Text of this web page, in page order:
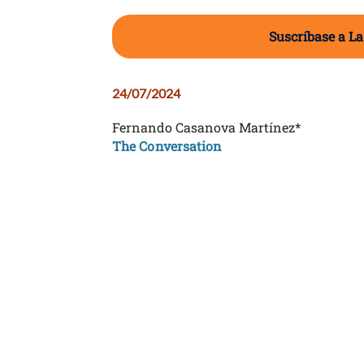
Suscríbase a
24/07/2024
Fernando Casanova Martínez*
The Conversation